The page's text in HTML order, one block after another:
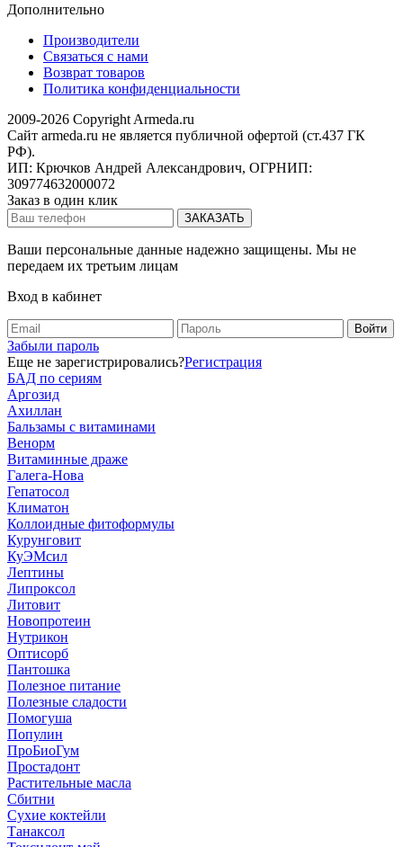
Дополнительно
Производители
Связаться с нами
Возврат товаров
Политика конфиденциальности
2009-2026 Copyright Armeda.ru
Сайт armeda.ru не является публичной офертой (ст.437 ГК
РФ).
ИП: Крючков Андрей Александрович, ОГРНИП:
309774632000072
Заказ в один клик
Ваши персональные данные надежно защищены. Мы не
передаем их третьим лицам
Вход в кабинет
Забыли пароль
Еще не зарегистрировались?Регистрация
БАД по сериям
Аргозид
Ахиллан
Бальзамы с витаминами
Венорм
Витаминные драже
Галега-Нова
Гепатосол
Климатон
Коллоидные фитоформулы
Курунговит
КуЭМсил
Лептины
Липроксол
Литовит
Новопротеин
Нутрикон
Оптисорб
Пантошка
Полезное питание
Полезные сладости
Помогуша
Популин
ПроБиоГум
Простадонт
Растительные масла
Сбитни
Сухие коктейли
Танаксол